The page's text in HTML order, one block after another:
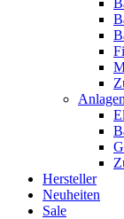
Hersteller
Neuheiten
Sale